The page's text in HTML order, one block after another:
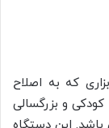
که به اصلاح
و بزرگسالی